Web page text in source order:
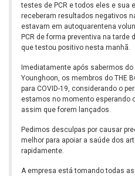
testes de PCR e todos eles e sua
receberam resultados negativos
estavam em autoquarentena
PCR de forma preventiva na tarde
que testou positivo nesta manhã.
Imediatamente após sabermos
Younghoon, os membros do THE
para COVID-19, considerando o
estamos no momento esperando
assim que forem lançados.
Pedimos desculpas por causar
melhor para apoiar a saúde dos
rapidamente.
A empresa está tomando todas